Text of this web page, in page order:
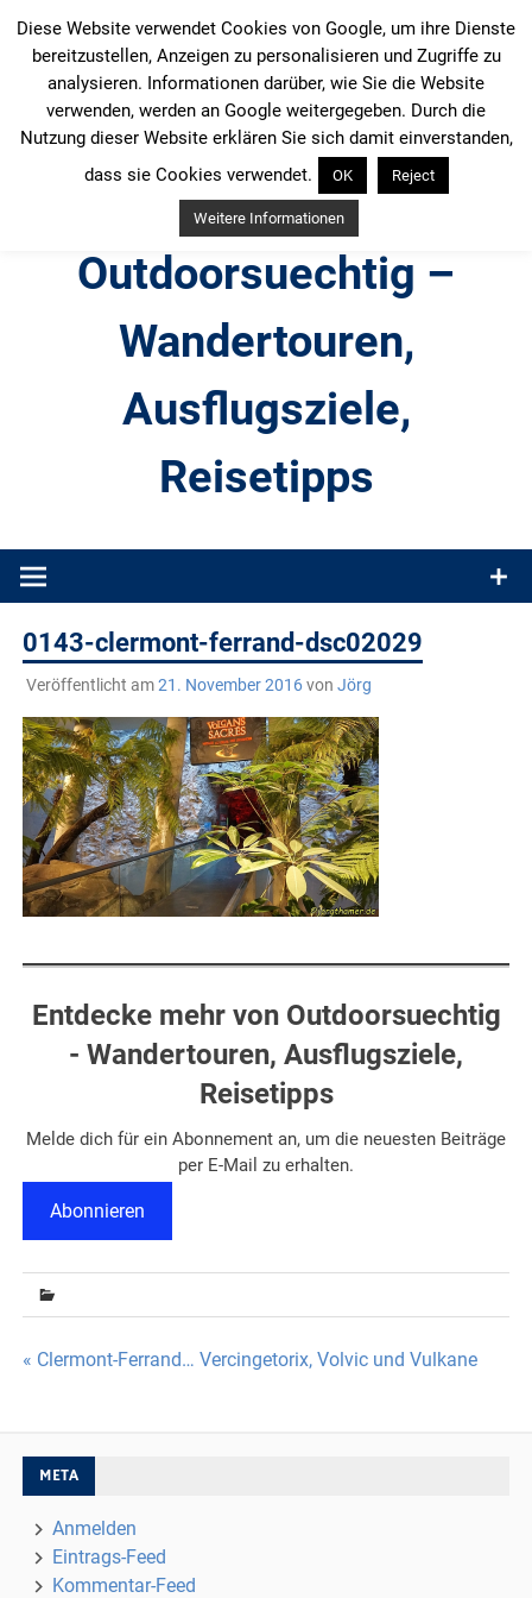
Inhalt
springen
Outdoorsuechtig –
Wandertouren,
Ausflugsziele,
Reisetipps
Produkttests und Buchrezensionen. Ein Blog für alle, die gern
0143-clermont-ferrand-dsc02029
Veröffentlicht am21. November 2016von Jörg
Entdecke mehr von Outdoorsuechtig
- Wandertouren, Ausflugsziele,
Reisetipps
Melde dich für ein Abonnement an, um die neuesten Beiträge
per E-Mail zu erhalten.
Abonnieren
Beitragsnavigation
« Clermont-Ferrand… Vercingetorix, Volvic und Vulkane
META
Anmelden
Eintrags-Feed
Kommentar-Feed
Diese Website verwendet Cookies von Google, um ihre Dienste
bereitzustellen, Anzeigen zu personalisieren und Zugriffe zu
analysieren. Informationen darüber, wie Sie die Website
verwenden, werden an Google weitergegeben. Durch die
Nutzung dieser Website erklären Sie sich damit einverstanden,
dass sie Cookies verwendet.
OK Reject
Weitere Informationen